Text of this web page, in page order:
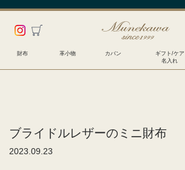
財布 革小物 カバン
ギフト/ケア
名入れ
ブライドルレザーのミニ財布
2023.09.23